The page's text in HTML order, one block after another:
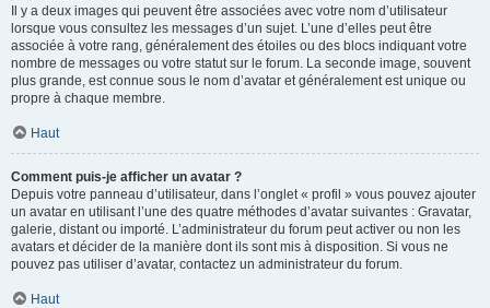
Il y a deux images qui peuvent être associées avec votre nom d’utilisateur
lorsque vous consultez les messages d’un sujet. L’une d’elles peut être
associée à votre rang, généralement des étoiles ou des blocs indiquant votre
nombre de messages ou votre statut sur le forum. La seconde image, souvent
plus grande, est connue sous le nom d’avatar et généralement est unique ou
propre à chaque membre.
Haut
Comment puis-je afficher un avatar ?
Depuis votre panneau d’utilisateur, dans l’onglet « profil » vous pouvez ajouter
un avatar en utilisant l’une des quatre méthodes d’avatar suivantes : Gravatar,
galerie, distant ou importé. L’administrateur du forum peut activer ou non les
avatars et décider de la manière dont ils sont mis à disposition. Si vous ne
pouvez pas utiliser d’avatar, contactez un administrateur du forum.
Haut